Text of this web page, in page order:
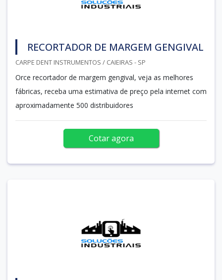
RECORTADOR DE MARGEM GENGIVAL
CARPE DENT INSTRUMENTOS / CAIEIRAS - SP
Orce recortador de margem gengival, veja as melhores
fábricas, receba uma estimativa de preço pela internet com
aproximadamente 500 distribuidores
Cotar agora